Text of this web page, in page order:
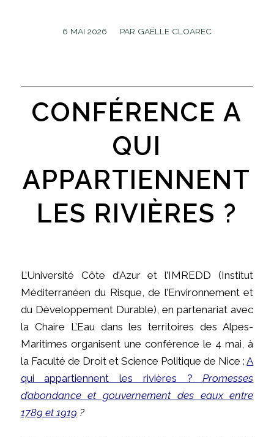
6 MAI 2026
/ PAR GAËLLE CLOAREC
CONFÉRENCE A
QUI
APPARTIENNENT
LES RIVIÈRES ?
L’Université Côte d’Azur et l’IMREDD (Institut
Méditerranéen du Risque, de l’Environnement et
du Développement Durable), en partenariat avec
la Chaire L’Eau dans les territoires des Alpes-
Maritimes organisent une conférence le 4 mai, à
la Faculté de Droit et Science Politique de Nice :A
qui appartiennent les rivières ?Promesses
d’abondance et gouvernement des eaux entre
1789 et 1919 ?